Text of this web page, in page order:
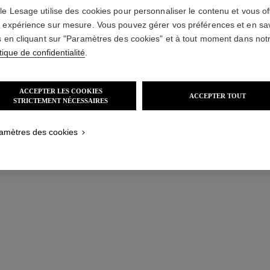
Lesage utilise des cookies pour personnaliser le contenu et vous
expérience sur mesure. Vous pouvez gérer vos préférences et en
en cliquant sur "Paramètres des cookies" et à tout moment dans
de confidentialité
ACCEPTER LES COOKIES
STRICTEMENT NÉCESSAIRES
ACCEPTER TOUT
des cookies